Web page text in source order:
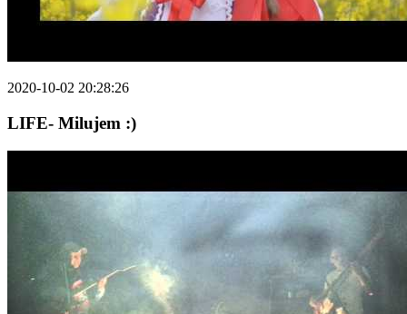
2020-10-02 20:28:26
LIFE- Milujem :)